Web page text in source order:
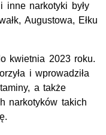
inne narkotyki były
Augustowa, Ełku
kwietnia 2023 roku.
i wprowadziła
a także
narkotyków takich